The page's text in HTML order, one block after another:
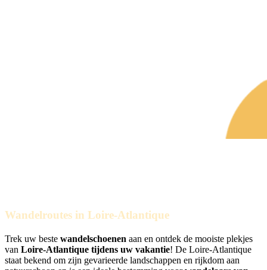
Wandelroutes in Loire-Atlantique
Trek uw beste wandelschoenen aan en ontdek de mooiste plekjes
van Loire-Atlantique tijdens uw vakantie! De Loire-Atlantique
staat bekend om zijn gevarieerde landschappen en rijkdom aan